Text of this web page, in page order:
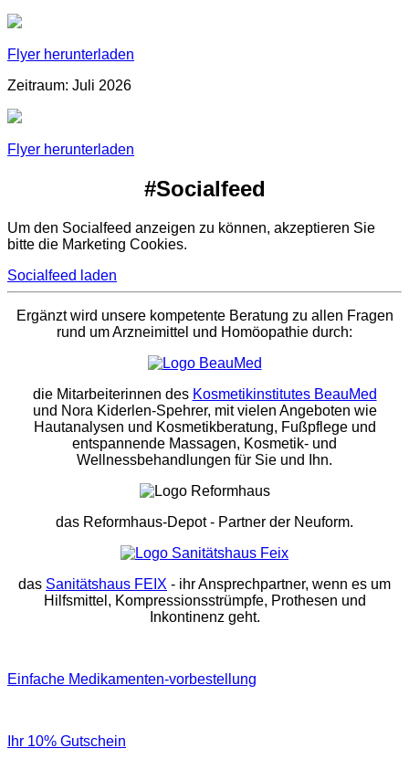
Flyer herunterladen
Zeitraum: Juli 2026
Flyer herunterladen
#Socialfeed
Um den Socialfeed anzeigen zu können, akzeptieren Sie
bitte die Marketing Cookies.
Socialfeed laden
Ergänzt wird unsere kompetente Beratung zu allen Fragen
rund um Arzneimittel und Homöopathie durch:
die Mitarbeiterinnen des Kosmetikinstitutes BeauMed
und Nora Kiderlen-Spehrer, mit vielen Angeboten wie
Hautanalysen und Kosmetikberatung, Fußpflege und
entspannende Massagen, Kosmetik- und
Wellnessbehandlungen für Sie und Ihn.
das Reformhaus-Depot- Partner der Neuform.
das Sanitätshaus FEIX - ihr Ansprechpartner, wenn es um
Hilfsmittel, Kompressionsstrümpfe, Prothesen und
Inkontinenz geht.
Einfache Medikamenten-vorbestellung
Ihr 10% Gutschein